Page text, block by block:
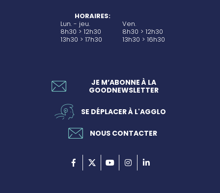
HORAIRES:
Lun. - jeu.
8h30 > 12h30
13h30 > 17h30
Ven.
8h30 > 12h30
13h30 > 16h30
JE M’ABONNE À LA
GOODNEWSLETTER
SE DÉPLACER À L'AGGLO
NOUS CONTACTER